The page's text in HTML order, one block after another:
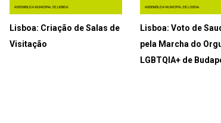
Lisboa: Criação de Salas de
Visitação
Lisboa: Voto de
pela Marcha do
LGBTQIA+ de